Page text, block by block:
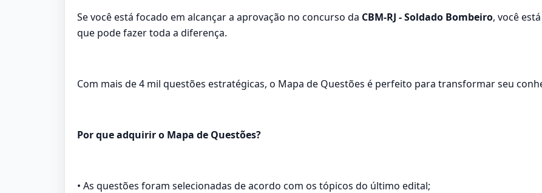
Se você está focado em alcançar a aprovação no concurso da CBM-RJ - Soldado Bombeiro, você
que pode fazer toda a diferença.
Com mais de 4 mil questões estratégicas, o Mapa de Questões é perfeito para transformar seu
Por que adquirir o Mapa de Questões?
• As questões foram selecionadas de acordo com os tópicos do último edital;